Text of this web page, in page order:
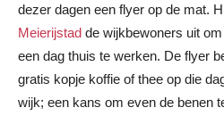
dezer dagen een flyer op de mat.
Meierijstad de wijkbewoners uit
een dag thuis te werken. De flyer
gratis kopje koffie of thee op die
wijk; een kans om even de benen